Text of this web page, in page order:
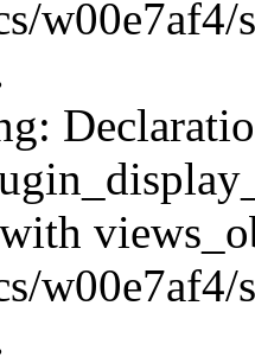
w00e7af4/
w00e7af4/